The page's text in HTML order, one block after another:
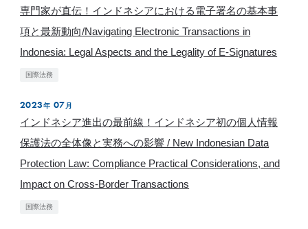
​​専門家が直伝！インドネシアにおける電子署名の基本事
項と最新動向/Navigating Electronic Transactions in
Indonesia: Legal Aspects and the Legality of E-Signatures
国際法務
2023 年 07 月
インドネシア進出の最前線！インドネシア初の個人情報
保護法の全体像と実務への影響 / New Indonesian Data
Protection Law: Compliance Practical Considerations, and
Impact on Cross-Border Transactions
国際法務